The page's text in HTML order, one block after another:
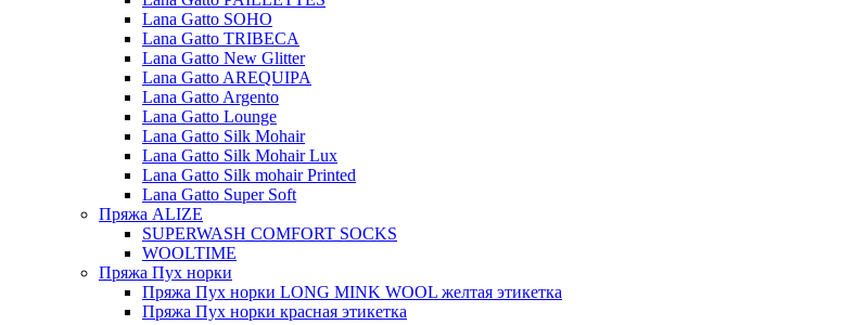
Lana Gatto SOHO
Lana Gatto TRIBECA
Lana Gatto New Glitter
Lana Gatto AREQUIPA
Lana Gatto Argento
Lana Gatto Lounge
Lana Gatto Silk Mohair
Lana Gatto Silk Mohair Lux
Lana Gatto Silk mohair Printed
Lana Gatto Super Soft
Пряжа ALIZE
SUPERWASH COMFORT SOCKS
WOOLTIME
Пряжа Пух норки
Пряжа Пух норки LONG MINK WOOL желтая этикетка
Пряжа Пух норки красная этикетка